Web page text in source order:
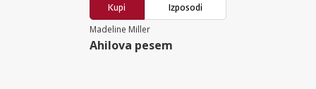
Kupi
Izposodi
Madeline Miller
Ahilova pesem